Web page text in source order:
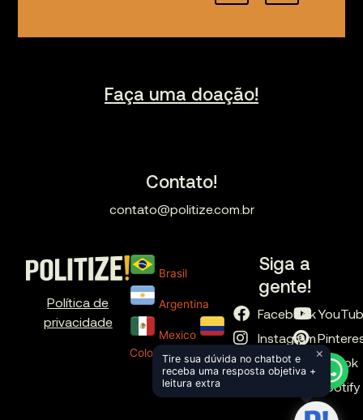
Faça uma doação!
Contato!
contato@politize.com.br
Política de
privacidade
Brasil
Argentina
Mexico
Colombia
Siga a
gente!
Facebook
Instagram
X
TikTok
Spotify
Tire sua dúvida no chatbot e
receba uma resposta objetiva +
leitura extra
×